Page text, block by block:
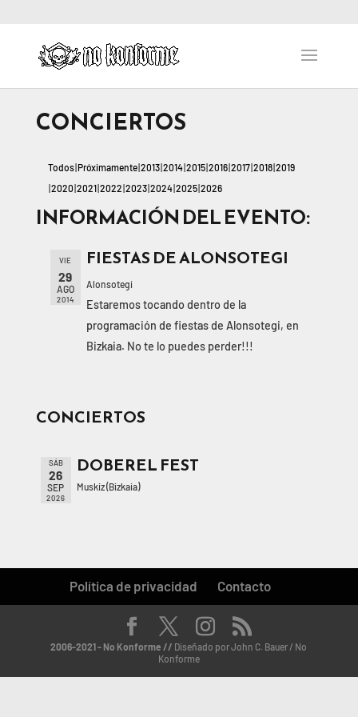
CONCIERTOS
Todos Próximamente 2013 2014 2015 2016 2017 2018 2019
2020 2021 2022 2023 2024 2025 2026
INFORMACIÓN DEL EVENTO:
VIE
29
AGO
2014
FIESTAS DE ALONSOTEGI
Alonsotegi
Estaremos tocando dentro de la
programación de fiestas de Alonsotegi, en
Bizkaia. No te lo puedes perder!!!
CONCIERTOS
SÁB
26
SEP
2026
DOBEREL FEST
Muskiz (Bizkaia)
Política de privacidad Contacto
2006-2021 - No Konforme // Diseñado por John C. Bauer / No
Konforme